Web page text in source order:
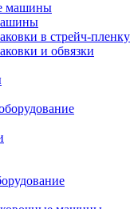
машины
в стрейч-пленку
и обвязки